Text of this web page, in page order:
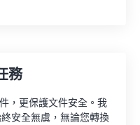
務
，更保護文件安全。我
安全無虞，無論您轉換